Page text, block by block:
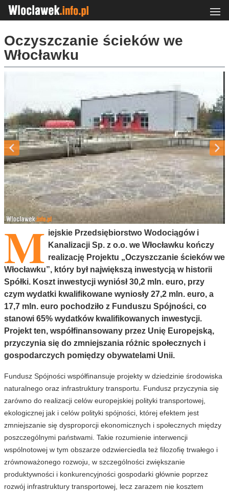
Oczyszczanie ścieków we
Włocławku
M iejskie Przedsiębiorstwo Wodociągów i
Kanalizacji Sp. z o.o. we Włocławku kończy
realizację Projektu „Oczyszczanie ścieków we
Włocławku”, który był największą inwestycją w historii
Spółki. Koszt inwestycji wyniósł 30,2 mln. euro, przy
czym wydatki kwalifikowane wyniosły 27,2 mln. euro, a
17,7 mln. euro pochodziło z Funduszu Spójności, co
stanowi 65% wydatków kwalifikowanych inwestycji.
Projekt ten, współfinansowany przez Unię Europejską,
przyczynia się do zmniejszania różnic społecznych i
gospodarczych pomiędzy obywatelami Unii.
Fundusz Spójności współfinansuje projekty w dziedzinie środowiska
naturalnego oraz infrastruktury transportu. Fundusz przyczynia się
zarówno do realizacji celów europejskiej polityki transportowej,
ekologicznej jak i celów polityki spójności, której efektem jest
zmniejszanie się dysproporcji ekonomicznych i społecznych między
poszczególnymi państwami. Takie rozumienie interwencji
wspólnotowej w tym obszarze odzwierciedla też filozofię trwałego i
zrównoważonego rozwoju, w szczególności zwiększanie
produktywności i konkurencyjności gospodarki głównie poprzez
rozwój infrastruktury transportowej, lecz zarazem nie kosztem